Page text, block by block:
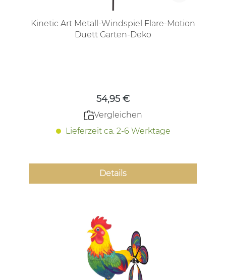
Kinetic Art Metall-Windspiel Flare-Motion
Duett Garten-Deko
54,95 €
Vergleichen
Lieferzeit ca. 2-6 Werktage
Details